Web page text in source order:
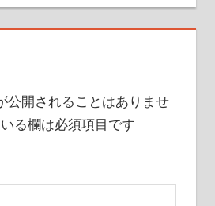
記
事:
公開されることはありませ
る欄は必須項目です